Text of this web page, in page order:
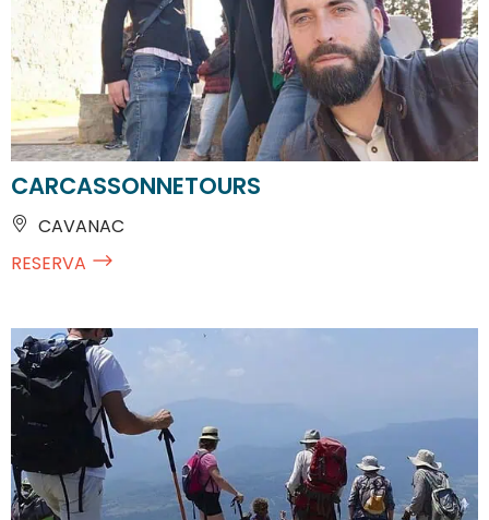
CARCASSONNETOURS
CAVANAC
RESERVA